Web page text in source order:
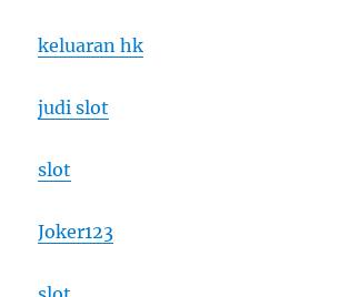
keluaran hk
judi slot
slot
Joker123